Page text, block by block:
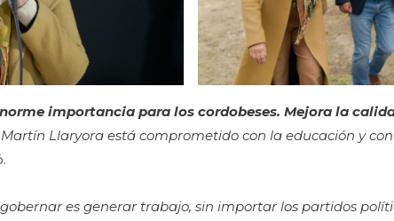
importancia para los cordobeses. Mejora la
Llaryora está comprometido con la educación y
es generar trabajo, sin importar los partidos